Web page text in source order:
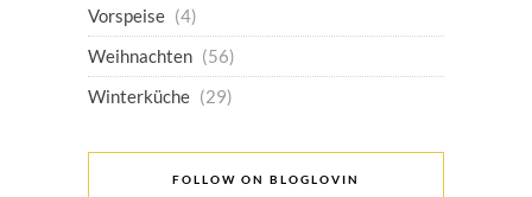
Vorspeise (4)
Weihnachten (56)
Winterküche (29)
FOLLOW ON BLOGLOVIN